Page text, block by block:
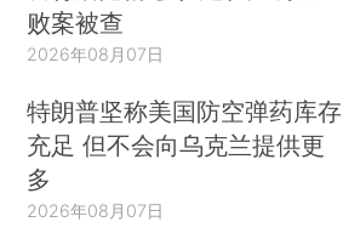
败案被查
2026年08月07日
特朗普坚称美国防空弹药库存
充足 但不会向乌克兰提供更
多
2026年08月07日